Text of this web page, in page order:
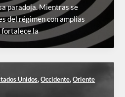
paradoja. Mientras se
del régimen con amplias
fortalece la
Unidos,Occidente,Oriente